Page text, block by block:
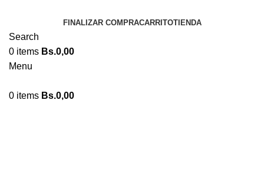
FINALIZAR COMPRACARRITOTIENDA
Search
0 items Bs.0,00
Menu
0 items Bs.0,00